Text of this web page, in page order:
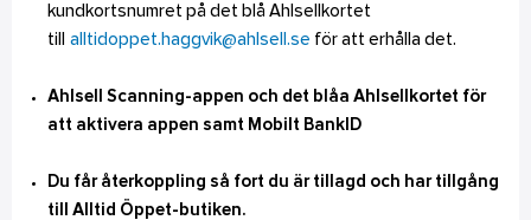
kundkortsnumret på det blå Ahlsellkortet
till alltidoppet.haggvik@ahlsell.se för att erhålla det.
Ahlsell Scanning-appen och det blåa Ahlsellkortet för
att aktivera appen samt Mobilt BankID
Du får återkoppling så fort du är tillagd och har tillgång
till Alltid Öppet-butiken.